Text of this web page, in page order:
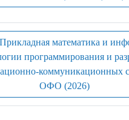
математика и
программирования и
коммуникационных
ОФО (2026)